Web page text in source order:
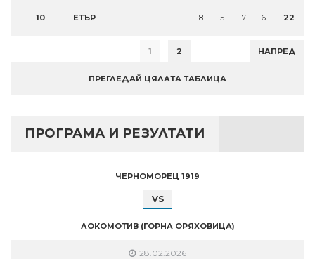
10 ЕТЪР 18 5 7 6 22
1 2 НАПРЕД
ПРЕГЛЕДАЙ ЦЯЛАТА ТАБЛИЦА
ПРОГРАМА И РЕЗУЛТАТИ
ЧЕРНОМОРЕЦ 1919
VS
ЛОКОМОТИВ (ГОРНА ОРЯХОВИЦА)
28.02.2026